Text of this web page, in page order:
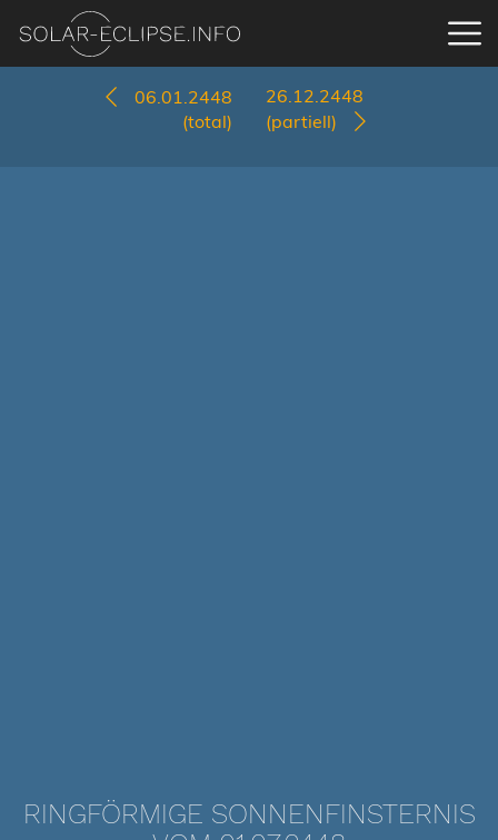
06.01.2448
(total)
26.12.2448
(partiell)
RINGFÖRMIGE SONNENFINSTERNIS